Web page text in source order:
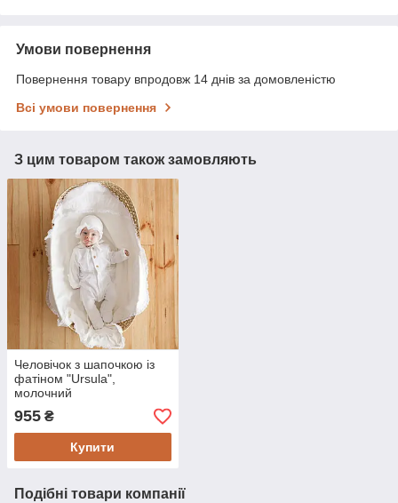
Умови повернення
Повернення товару впродовж 14 днів за домовленістю
Всі умови повернення
З цим товаром також замовляють
Человічок з шапочкою із
фатіном "Ursula",
молочний
955 ₴
Купити
Подібні товари компанії